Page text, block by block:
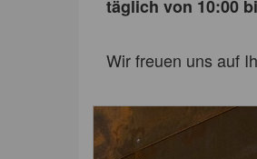
täglich von 10:00
Wir freuen uns auf